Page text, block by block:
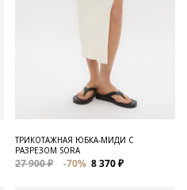
ТРИКОТАЖНАЯ ЮБКА-МИДИ С
РАЗРЕЗОМ SORA
27 900 ₽ -70% 8 370 ₽